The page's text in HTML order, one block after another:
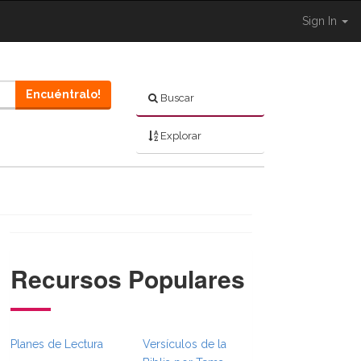
Sign In
Buscar
Explorar
Encuéntralo!
}} }}
Recursos Populares
Planes de Lectura
Versículos de la